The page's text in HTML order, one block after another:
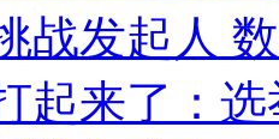
战发起人
起来了：